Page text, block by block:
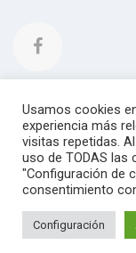
Copyright © 2026
reservados.
Políticas de
Usamos cookies
experiencia más
visitas repetidas.
uso de TODAS las
"Configuración de
consentimiento
Configuración